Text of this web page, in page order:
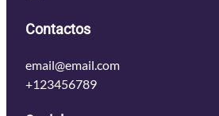
Contactos
email@email.com
+123456789